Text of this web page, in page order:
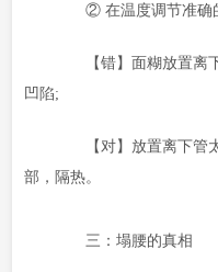
② 在温度调节准确的
【错】面糊放置离下
凹陷;
【对】放置离下管太
部，隔热。
三：塌腰的真相